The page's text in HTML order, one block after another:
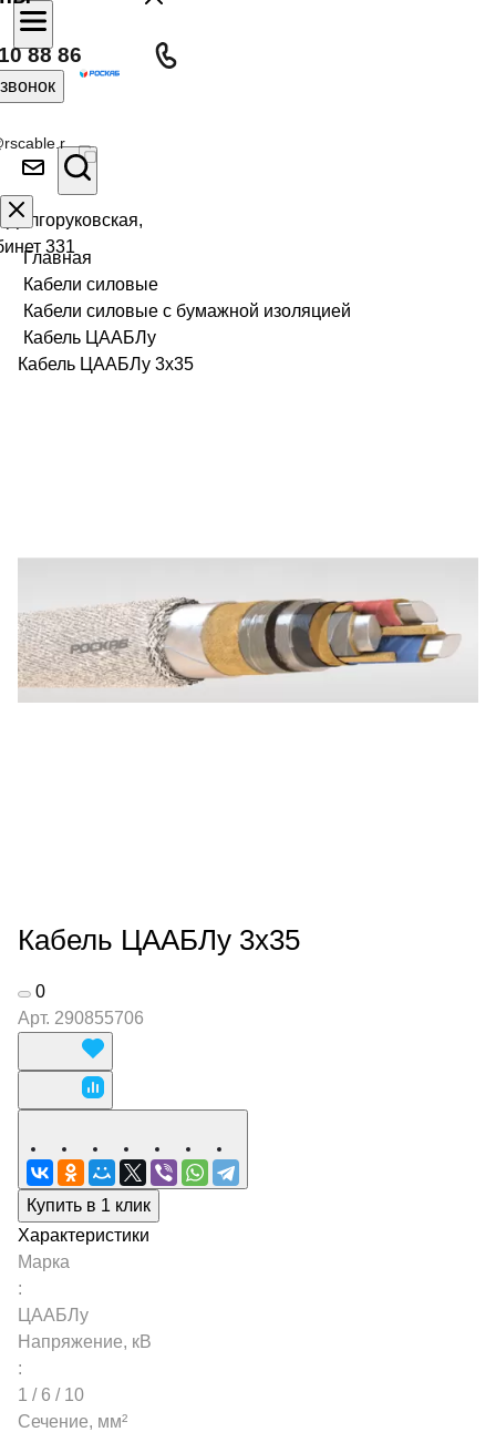
88 86
331
Главная
Кабели силовые
Кабели силовые с бумажной изоляцией
Кабель ЦААБЛу
Кабель ЦААБЛу 3х35
Кабель ЦААБЛу 3х35
0
Арт. 290855706
Купить в 1 клик
Характеристики
Марка
:
ЦААБЛу
Напряжение, кВ
:
1 / 6 / 10
Сечение, мм²